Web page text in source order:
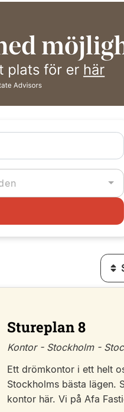
Stureplan 8
Kontor - Stockholm -
Ett drömkontor i ett helt
Stockholms bästa lägen.
kontor här. Vi på Afa